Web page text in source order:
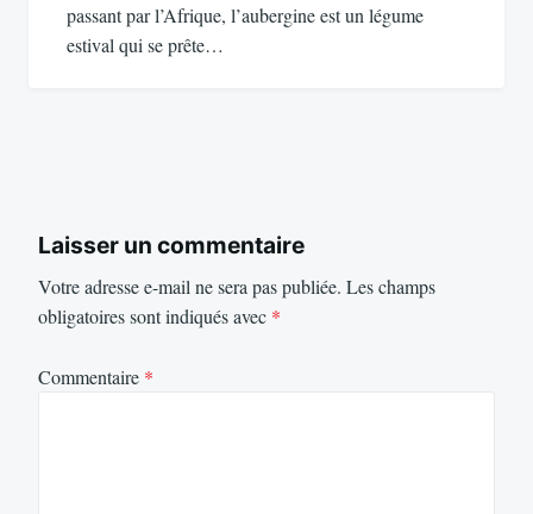
passant par l’Afrique, l’aubergine est un légume
estival qui se prête…
Laisser un commentaire
Votre adresse e-mail ne sera pas publiée. Les champs
obligatoires sont indiqués avec *
Commentaire *